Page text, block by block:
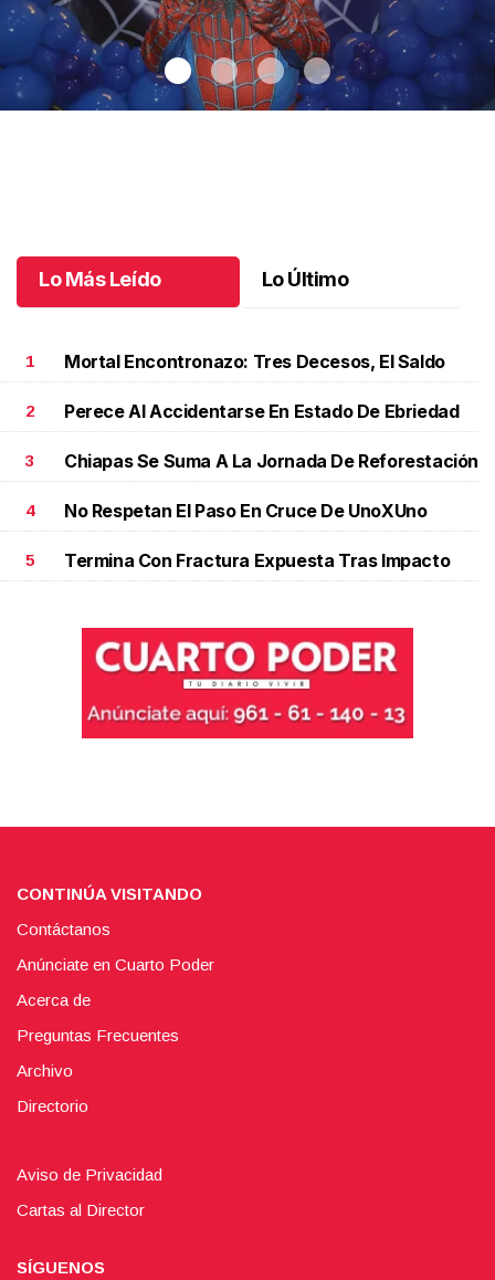
Lo Más Leído Lo Último
1 Mortal Encontronazo: Tres Decesos, El Saldo
2 Perece Al Accidentarse En Estado De Ebriedad
3 Chiapas Se Suma A La Jornada De Reforestación
4 No Respetan El Paso En Cruce De UnoXUno
5 Termina Con Fractura Expuesta Tras Impacto
CONTINÚA VISITANDO
Contáctanos
Anúnciate en Cuarto Poder
Acerca de
Preguntas Frecuentes
Archivo
Directorio
Aviso de Privacidad
Cartas al Director
SÍGUENOS